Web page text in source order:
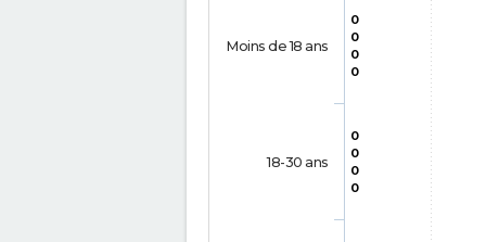
0
0
0
0
0
0
0
0
Moins de 18 ans
18-30 ans